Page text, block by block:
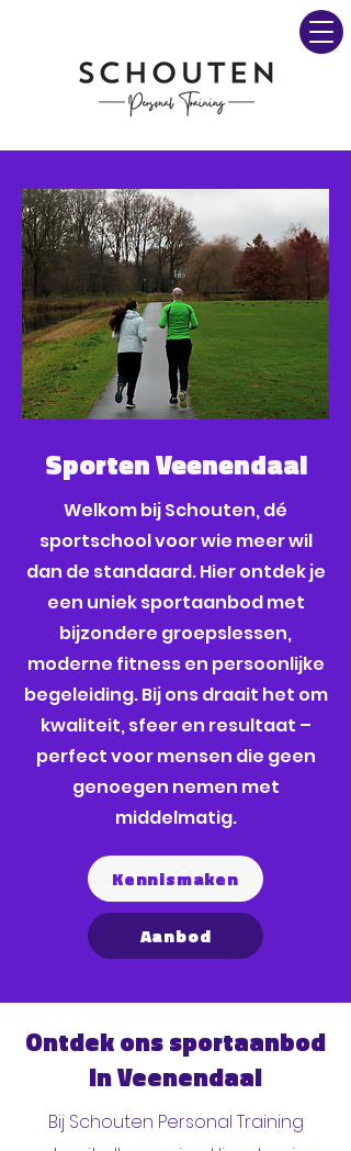
Sporten Veenendaal
Welkom bij Schouten, dé
sportschool voor wie meer wil
dan de standaard. Hier ontdek je
een uniek sportaanbod met
bijzondere groepslessen,
moderne fitness en persoonlijke
begeleiding. Bij ons draait het om
kwaliteit, sfeer en resultaat –
perfect voor mensen die geen
genoegen nemen met
middelmatig.
Kennismaken
Aanbod
Ontdek ons sportaanbod
in Veenendaal
Bij Schouten Personal Training